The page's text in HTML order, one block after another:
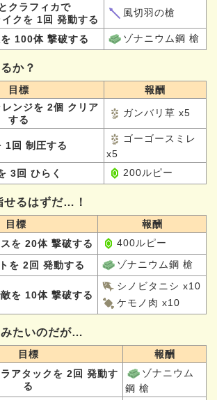
クラフィカで
クを 1回 発動する
風切羽の槍
100体 撃破する ゾナニウム鋼 槍
か？
目標
報酬
ンジを 2個 クリア
する
ガンバリ草 x5
1回 制圧する
ゴーゴースミレ
x5
3回 ひらく
200ルピー
せるはずだ…！
目標
報酬
を 20体 撃破する
400ルピー
を 2回 発動する ゾナニウム鋼 槍
を 10体 撃破する
シノビタニシ x10
ケモノ肉 x10
たいのだが…
目標
報酬
アタックを 2回 発動す
る
ゾナニウム
鋼 槍